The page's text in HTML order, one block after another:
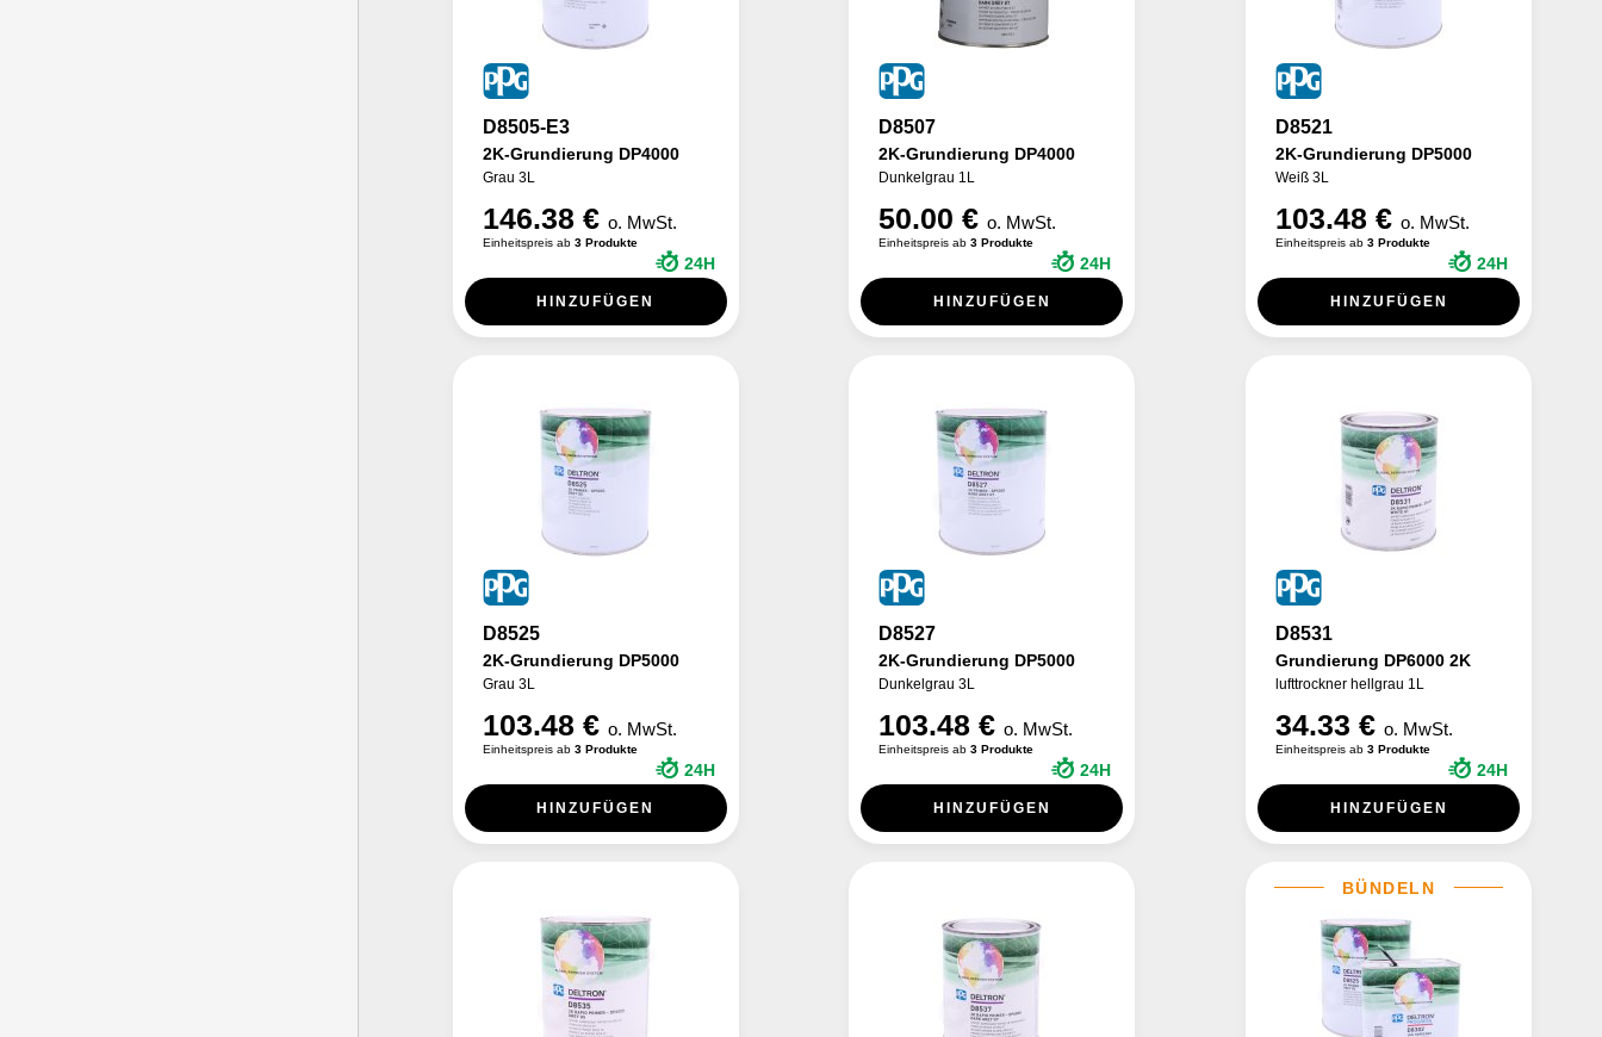
D8505-E3
2K-Grundierung DP4000
Grau 3L
146.38 € o. MwSt.
Einheitspreis ab 3 Produkte
24H
HINZUFÜGEN
D8507
2K-Grundierung DP4000
Dunkelgrau 1L
50.00 €o. MwSt.
Einheitspreis ab3 Produkte
24H
HINZUFÜGEN
D8521
2K-Grundierung DP5000
Weiß 3L
103.48 €o. MwSt.
Einheitspreis ab3 Produkte
24H
HINZUFÜGEN
D8525
2K-Grundierung DP5000
Grau 3L
103.48 € o. MwSt.
Einheitspreis ab 3 Produkte
24H
HINZUFÜGEN
D8527
2K-Grundierung DP5000
Dunkelgrau 3L
103.48 €o. MwSt.
Einheitspreis ab3 Produkte
24H
HINZUFÜGEN
D8531
Grundierung DP6000 2K
lufttrockner hellgrau 1L
34.33 €o. MwSt.
Einheitspreis ab3 Produkte
24H
HINZUFÜGEN